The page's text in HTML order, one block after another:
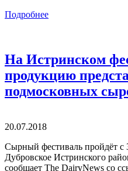
Подробнее
На Истринском
продукцию
подмосковных
20.07.2018
Сырный фестиваль пройдёт с
Дубровское Истринского
сообщает The DairyNews со